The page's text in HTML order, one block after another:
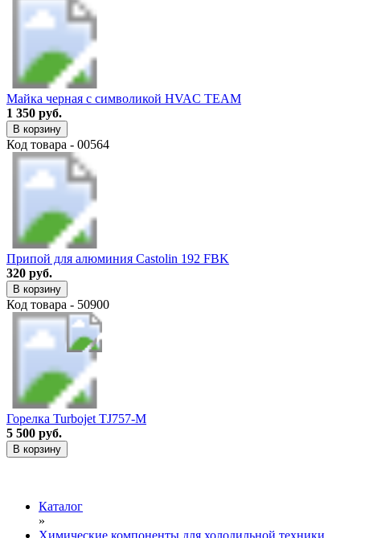
Майка черная с символикой HVAC TEAM
1 350 руб.
В корзину
Код товара - 00564
Припой для алюминия Castolin 192 FBK
320 руб.
В корзину
Код товара - 50900
Горелка Turbojet TJ757-M
5 500 руб.
В корзину
Каталог
»
Химические компоненты для холодильной техники